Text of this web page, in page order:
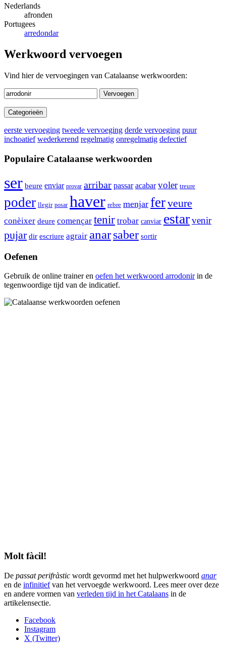
Nederlands
afronden
Portugees
arredondar
Werkwoord vervoegen
Vind hier de vervoegingen van Catalaanse werkwoorden:
Vervoegen
Categorieën
eerste vervoeging tweede vervoeging derde vervoeging puur
inchoatief wederkerend regelmatig onregelmatig defectief
Populaire Catalaanse werkwoorden
ser beure enviar provar arribar passar acabar voler treure
poder llegir posar haver rebre menjar ferveure
conèixer deure començar tenir trobar canviar estarvenir
pujar dir escriure agrair anarsaber sortir
Oefenen
Gebruik de online trainer en oefen het werkwoord arrodonirin de
tegenwoordige tijd van de indicatief.
Molt fàcil!
De passat perifràstic wordt gevormd met het hulpwerkwoord anar
en de infinitiefvan het vervoegde werkwoord. Lees meer over deze
en andere vormen van verleden tijd in het Catalaans in de
artikelensectie.
Facebook
Instagram
X (Twitter)